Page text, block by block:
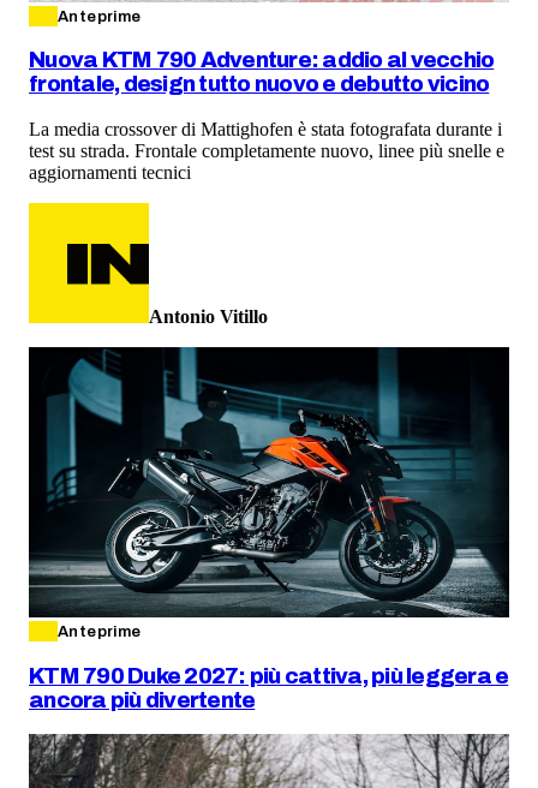
Anteprime
Nuova KTM 790 Adventure: addio al vecchio
frontale, design tutto nuovo e debutto vicino
La media crossover di Mattighofen è stata fotografata durante i
test su strada. Frontale completamente nuovo, linee più snelle e
aggiornamenti tecnici
Antonio Vitillo
Anteprime
KTM 790 Duke 2027: più cattiva, più leggera e
ancora più divertente